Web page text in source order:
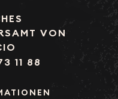
VON
11 88